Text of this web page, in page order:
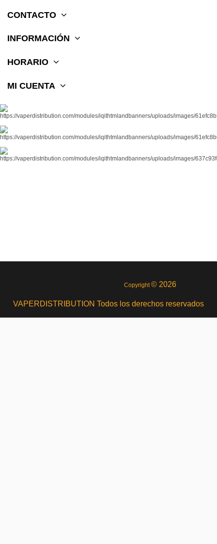
CONTACTO
INFORMACIÓN
HORARIO
MI CUENTA
VAPERDISTRIBUTION Todos los derechos reservados